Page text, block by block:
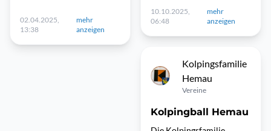
02.04.2025,
13:38
mehr
anzeigen
10.10.2025,
06:48
mehr
anzeigen
Kolpingsfamilie
Hemau
Vereine
Kolpingball Hemau